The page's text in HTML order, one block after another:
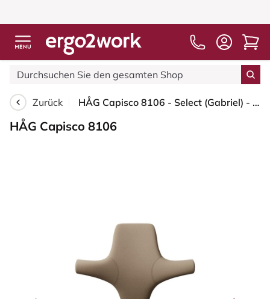
Zurück HÅG Capisco 8106 - Select (Gabriel) - Wolle / Polyamid - SC61184 - Light brown - Weiß - 150mm (Sitzhöhe 40-55cm) - Harte Rollen für weiche Böden
HÅG Capisco 8106